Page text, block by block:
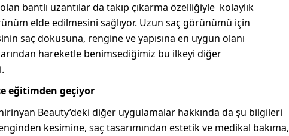
bantlı uzantılar da takıp çıkarma özelliğiyle kolaylık
elde edilmesini sağlıyor. Uzun saç görünümü için
saç dokusuna, rengine ve yapısına en uygun olanı
hareketle benimsediğimiz bu ilkeyi diğer
eğitimden geçiyor
Beauty’deki diğer uygulamalar hakkında da şu bilgileri
kesimine, saç tasarımından estetik ve medikal bakıma,